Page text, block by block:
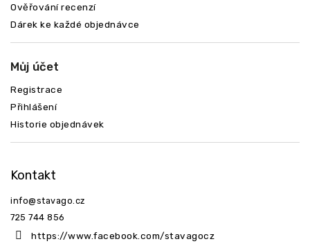
Ověřování recenzí
Dárek ke každé objednávce
Můj účet
Registrace
Přihlášení
Historie objednávek
Kontakt
info@stavago.cz
725 744 856
https://www.facebook.com/stavagocz